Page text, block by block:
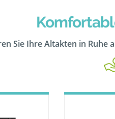
Sie Ihre Altakten in Ruhe